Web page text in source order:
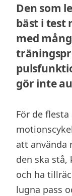
Den som
bäst i test
med
gör inte
För de
att använda
den ska
och ha
lugna pass